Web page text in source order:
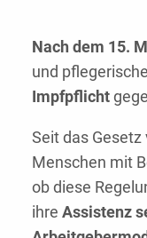
Nach dem 15.
und
Impfpflicht
Seit das
Menschen mit
ob diese
ihre Assistenz